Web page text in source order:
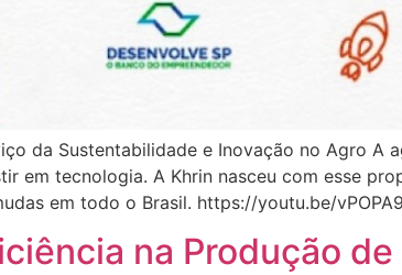
da Sustentabilidade e Inovação no Agro
em tecnologia. A Khrin nasceu com esse
em todo o Brasil. https://youtu.be/
na Produção